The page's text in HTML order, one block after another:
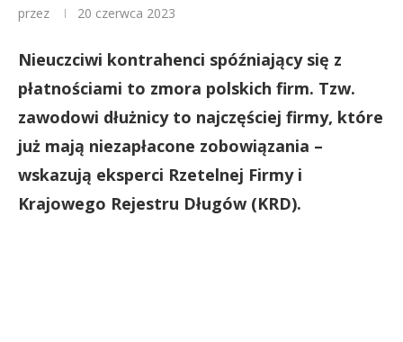
przez 20 czerwca 2023
Nieuczciwi kontrahenci spóźniający się z
płatnościami to zmora polskich firm. Tzw.
zawodowi dłużnicy to najczęściej firmy, które
już mają niezapłacone zobowiązania –
wskazują eksperci Rzetelnej Firmy i
Krajowego Rejestru Długów (KRD).